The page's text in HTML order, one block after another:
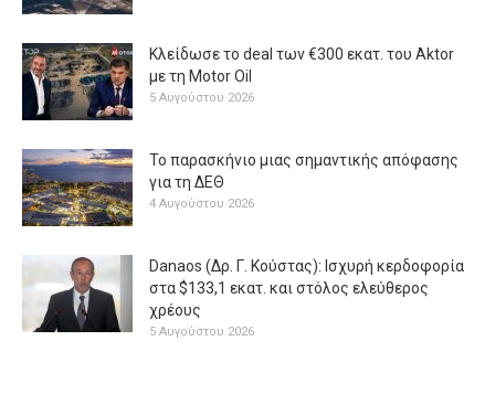
Κλείδωσε το deal των €300 εκατ. του Aktor
με τη Μotor Oil
5 Αυγούστου 2026
Το παρασκήνιο μιας σημαντικής απόφασης
για τη ΔΕΘ
4 Αυγούστου 2026
Danaos (Δρ. Γ. Κούστας): Ισχυρή κερδοφορία
στα $133,1 εκατ. και στόλος ελεύθερος
χρέους
5 Αυγούστου 2026